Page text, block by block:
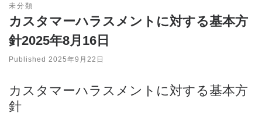
未分類
カスタマーハラスメントに対する基本方
針2025年8月16日
Published 2025年9月22日
カスタマーハラスメントに対する基本方
針